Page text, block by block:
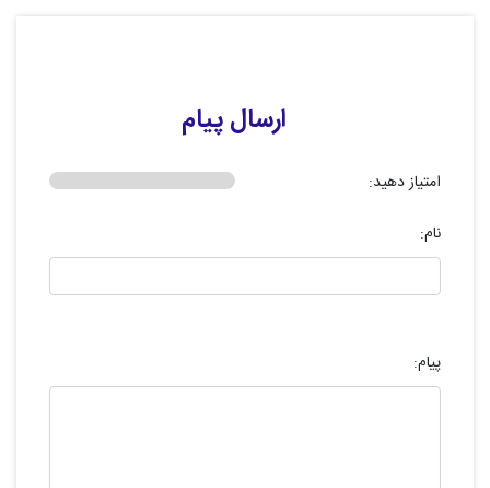
ارسال پیام
امتیاز دهید:
نام:
پیام: